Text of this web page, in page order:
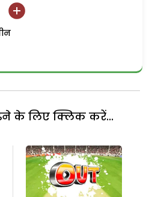
के लिए क्लिक करें...